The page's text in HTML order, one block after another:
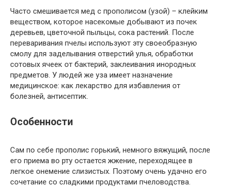
Часто смешивается мед с прополисом (узой) – клейким
веществом, которое насекомые добывают из почек
деревьев, цветочной пыльцы, сока растений. После
переваривания пчелы используют эту своеобразную
смолу для заделывания отверстий улья, обработки
сотовых ячеек от бактерий, заклеивания инородных
предметов. У людей же уза имеет назначение
медицинское: как лекарство для избавления от
болезней, антисептик.
Особенности
Сам по себе прополис горький, немного вяжущий, после
его приема во рту остается жжение, переходящее в
легкое онемение слизистых. Поэтому очень удачно его
сочетание со сладкими продуктами пчеловодства.